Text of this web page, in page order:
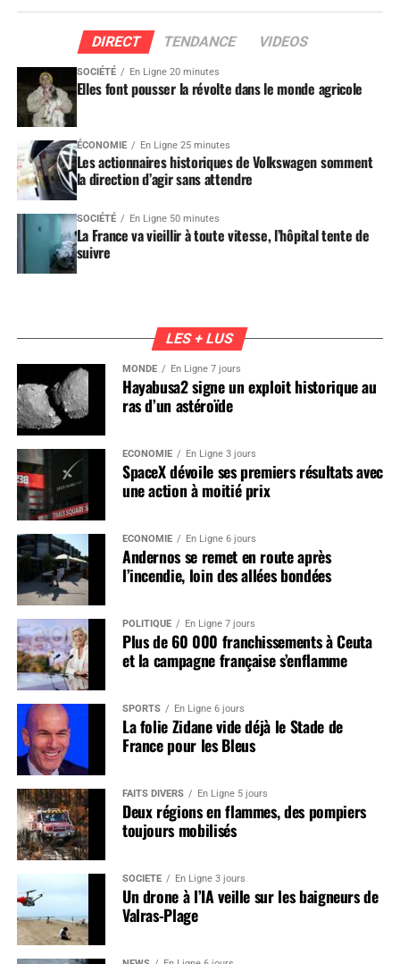
DIRECT TENDANCE VIDEOS
SOCIÉTÉ En Ligne 20 minutes
Elles font pousser la révolte dans le monde agricole
ÉCONOMIE En Ligne 25 minutes
Les actionnaires historiques de Volkswagen somment
la direction d’agir sans attendre
SOCIÉTÉ En Ligne 50 minutes
La France va vieillir à toute vitesse, l’hôpital tente de
suivre
LES + LUS
MONDE En Ligne 7 jours
Hayabusa2 signe un exploit historique au
ras d’un astéroïde
ÉCONOMIE En Ligne 3 jours
SpaceX dévoile ses premiers résultats avec
une action à moitié prix
ÉCONOMIE En Ligne 6 jours
Andernos se remet en route après
l’incendie, loin des allées bondées
POLITIQUE En Ligne 7 jours
Plus de 60 000 franchissements à Ceuta
et la campagne française s’enflamme
SPORTS En Ligne 6 jours
La folie Zidane vide déjà le Stade de
France pour les Bleus
FAITS DIVERS En Ligne 5 jours
Deux régions en flammes, des pompiers
toujours mobilisés
SOCIÉTÉ En Ligne 3 jours
Un drone à l’IA veille sur les baigneurs de
Valras-Plage